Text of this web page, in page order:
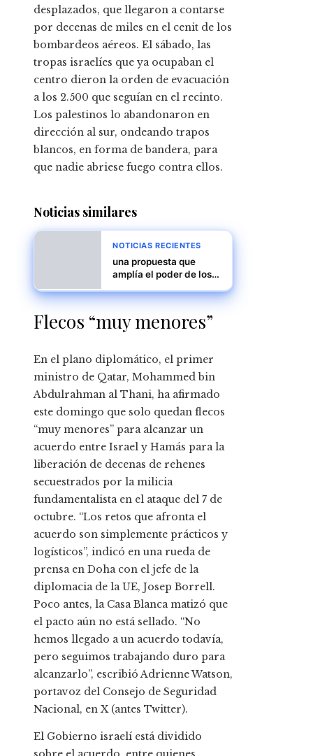
desplazados, que llegaron a contarse
por decenas de miles en el cenit de los
bombardeos aéreos. El sábado, las
tropas israelíes que ya ocupaban el
centro dieron la orden de evacuación
a los 2.500 que seguían en el recinto.
Los palestinos lo abandonaron en
dirección al sur, ondeando trapos
blancos, en forma de bandera, para
que nadie abriese fuego contra ellos.
Noticias similares
NOTICIAS RECIENTES
una propuesta que
amplía el poder de los
inmigración y
Flecos “muy menores”
En el plano diplomático, el primer
ministro de Qatar, Mohammed bin
Abdulrahman al Thani, ha afirmado
este domingo que solo quedan flecos
“muy menores” para alcanzar un
acuerdo entre Israel y Hamás para la
liberación de decenas de rehenes
secuestrados por la milicia
fundamentalista en el ataque del 7 de
octubre. “Los retos que afronta el
acuerdo son simplemente prácticos y
logísticos”, indicó en una rueda de
prensa en Doha con el jefe de la
diplomacia de la UE, Josep Borrell.
Poco antes, la Casa Blanca matizó que
el pacto aún no está sellado. “No
hemos llegado a un acuerdo todavía,
pero seguimos trabajando duro para
alcanzarlo”, escribió Adrienne Watson,
portavoz del Consejo de Seguridad
Nacional, en X (antes Twitter).
El Gobierno israelí está dividido